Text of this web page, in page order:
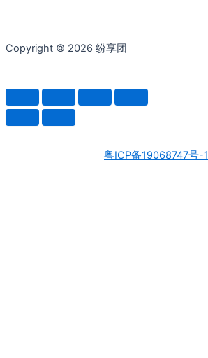
Copyright © 2026 纷享团
粤ICP备19068747号-1